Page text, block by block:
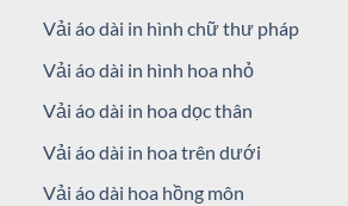
Vải áo dài in hình chữ thư pháp
Vải áo dài in hình hoa nhỏ
Vải áo dài in hoa dọc thân
Vải áo dài in hoa trên dưới
Vải áo dài hoa hồng môn